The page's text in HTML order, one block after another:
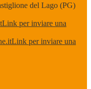
del Lago (PG)
Link per inviare una
Link per inviare una